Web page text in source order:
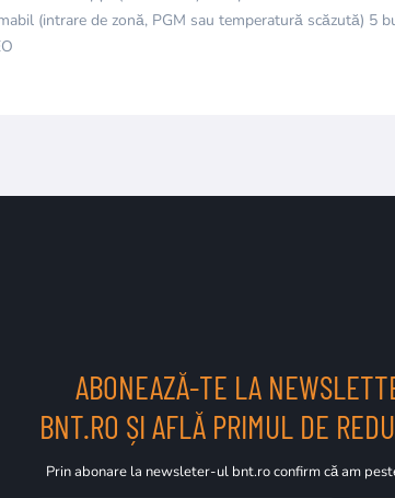
(intrare de zonă, PGM sau temperatură scăzută) 5
ABONEAZĂ-TE LA
BNT.RO ȘI AFLĂ PRIMUL DE
Prin abonare la newsleter-ul bnt.ro confirm că am